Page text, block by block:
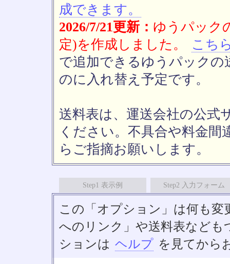
成できます。
2026/7/21更新： ゆうパック
定)を作成しました。
こち
で追加できるゆうパックの
のに入れ替え予定です。
送料表は、運送会社の公式
ください。不具合や料金間
らご指摘お願いします。
Step1 表示例 Step2 入力フォーム
この「オプション」は何も
へのリンク」や送料表など
ションは ヘルプ を見てから